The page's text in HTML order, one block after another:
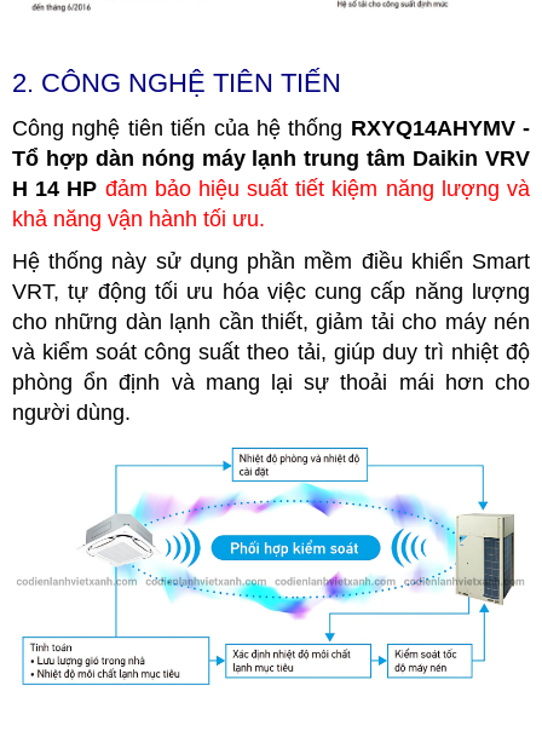
2. CÔNG NGHỆ TIÊN TIẾN
Công nghệ tiên tiến của hệ thống RXYQ14AHYMV -
Tổ hợp dàn nóng máy lạnh trung tâm Daikin VRV
H 14 HP đảm bảo hiệu suất tiết kiệm năng lượng và
khả năng vận hành tối ưu.
Hệ thống này sử dụng phần mềm điều khiển Smart
VRT, tự động tối ưu hóa việc cung cấp năng lượng
cho những dàn lạnh cần thiết, giảm tải cho máy nén
và kiểm soát công suất theo tải, giúp duy trì nhiệt độ
phòng ổn định và mang lại sự thoải mái hơn cho
người dùng.